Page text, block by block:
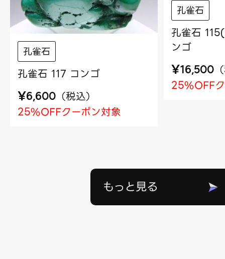
孔雀石
孔雀石 117 コンゴ
¥6,600 （税込）
25%OFFクーポン対象
孔雀石
孔雀石
ンゴ
¥16,500 （
25%OFF
もっと見る